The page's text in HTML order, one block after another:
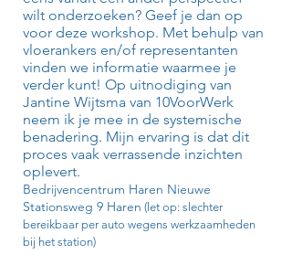
wilt onderzoeken? Geef je dan op
voor deze workshop. Met behulp van
vloerankers en/of representanten
vinden we informatie waarmee je
verder kunt! Op uitnodiging van
Jantine Wijtsma van 10VoorWerk
neem ik je mee in de systemische
benadering. Mijn ervaring is dat dit
proces vaak verrassende inzichten
oplevert.
Bedrijvencentrum Haren Nieuwe
Stationsweg 9 Haren (let op: slechter
bereikbaar per auto wegens werkzaamheden
bij het station)